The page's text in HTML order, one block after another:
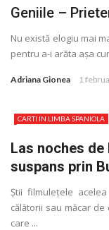
Geniile –
Nu există elogiu mai
pentru a-i arăta așa
Adriana Gionea 1
CARTI IN LIMBA SPANIOLA
Las noches
suspans prin
Ştii filmuleţele
călătorii sau măcar
care ...